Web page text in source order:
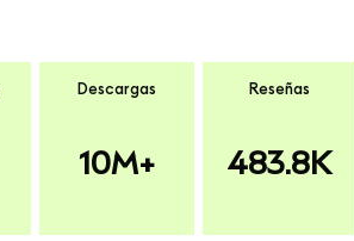
Descargas
10M+
Reseñas
483.8K